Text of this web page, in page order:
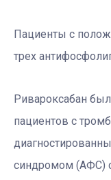
Пациенты с
трех
Ривароксабан
пациентов с
синдромом (АФС)